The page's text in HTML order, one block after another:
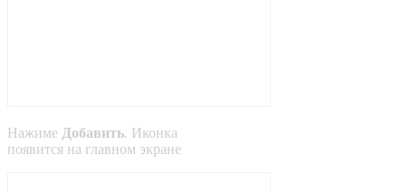
Нажиме Добавить. Иконка
появится на главном экране